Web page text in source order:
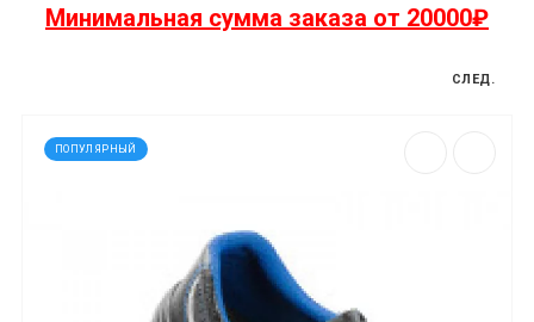
Минимальная сумма заказа от 20000₽
СЛЕД.
ПОПУЛЯРНЫЙ